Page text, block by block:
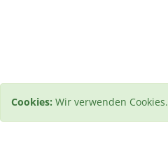
Cookies: Wir verwenden Cookies.